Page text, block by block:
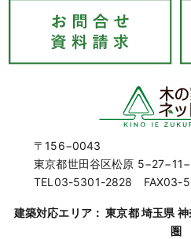
〒156−0043
東京都世田谷区松原
TEL03-5301-2828 FAX03-
建築対応エリア： 東京都 埼玉県
圏